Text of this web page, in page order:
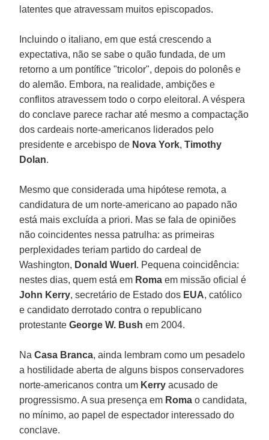
latentes que atravessam muitos episcopados.
Incluindo o italiano, em que está crescendo a
expectativa, não se sabe o quão fundada, de um
retorno a um pontífice "tricolor", depois do polonês e
do alemão. Embora, na realidade, ambições e
conflitos atravessem todo o corpo eleitoral. A véspera
do conclave parece rachar até mesmo a compactação
dos cardeais norte-americanos liderados pelo
presidente e arcebispo de Nova York,Timothy
Dolan.
Mesmo que considerada uma hipótese remota, a
candidatura de um norte-americano ao papado não
está mais excluída a priori. Mas se fala de opiniões
não coincidentes nessa patrulha: as primeiras
perplexidades teriam partido do cardeal de
Washington, Donald Wuerl . Pequena coincidência:
nestes dias, quem está em Romaem missão oficial é
John Kerry, secretário de Estado dos EUA, católico
e candidato derrotado contra o republicano
protestanteGeorge W. Bushem 2004.
NaCasa Branca, ainda lembram como um pesadelo
a hostilidade aberta de alguns bispos conservadores
norte-americanos contra um Kerry acusado de
progressismo. A sua presença em Romao candidata,
no mínimo, ao papel de espectador interessado do
conclave.